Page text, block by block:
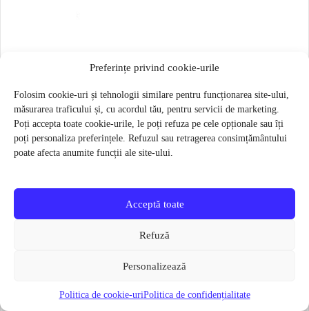
Preferințe privind cookie-urile
Folosim cookie-uri și tehnologii similare pentru funcționarea site-ului,
măsurarea traficului și, cu acordul tău, pentru servicii de marketing.
Poți accepta toate cookie-urile, le poți refuza pe cele opționale sau îți
poți personaliza preferințele. Refuzul sau retragerea consimțământului
poate afecta anumite funcții ale site-ului.
Acceptă toate
Refuză
Personalizează
Politica de cookie-uriPolitica de confidențialitate
Saiba roata spate Strida
Verifică disponibilitatea
Categorii utile
Accesorii si Piese
piese și accesorii disponibile în catalogul actual
anvelope, camere și componente pentru roți